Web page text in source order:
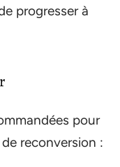
progresser à
pour
reconversion :